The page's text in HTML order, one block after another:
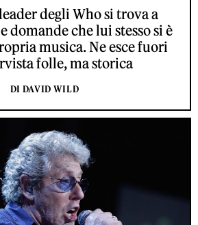
degli Who si trova a
domande che lui stesso si è
musica. Ne esce fuori
folle, ma storica
DI DAVID WILD